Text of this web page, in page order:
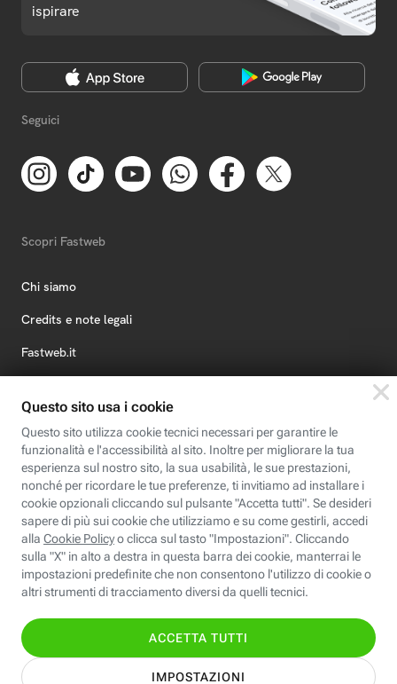
ispirare
Seguici
Scopri Fastweb
Chi siamo
Credits e note legali
Fastweb.it
Fastweb Digital Academy
STEP FuturAbility District
Insieme, siamo futuro
© Fastweb SpA 2026 - P.IVA 12878470157
Informativa
Modifica